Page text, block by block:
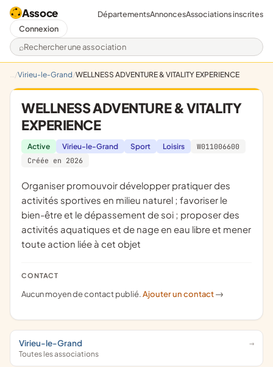
Assoce
Rechercher une association
DépartementsAnnoncesAssociations inscrites
Connexion
Virieu-le-Grand WELLNESS ADVENTURE & VITALITY EXPERIENCE
WELLNESS ADVENTURE & VITALITY
EXPERIENCE
Active Virieu-le-Grand Sport Loisirs
W011006600
Créée en 2026
organiser promouvoir développer pratiquer des
activités sportives en milieu naturel ; favoriser le
bien-être et le dépassement de soi ; proposer des
activités aquatiques et de nage en eau libre et mener
toute action liée à cet objet
CONTACT
Aucun moyen de contact publié.Ajouter un contact ->
Virieu-le-Grand
Toutes les associations